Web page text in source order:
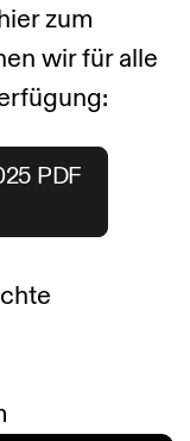
zum
wir für alle
PDF